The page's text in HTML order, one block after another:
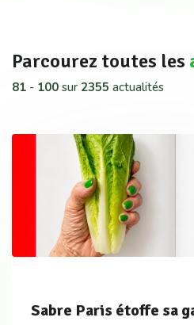
Parcourez toutes les
81 - 100 sur 2355 actualités
Sabre Paris étoffe sa